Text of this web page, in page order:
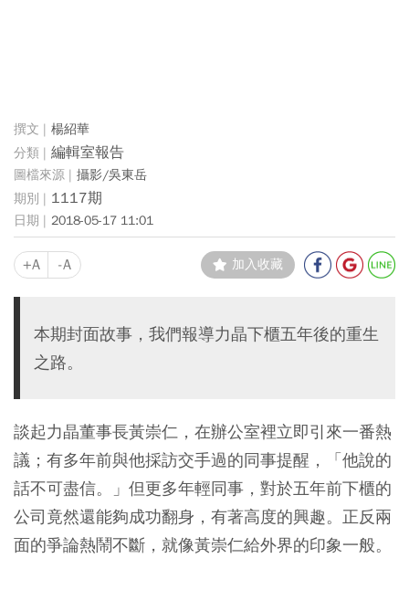
楊紹華
編輯室報告
攝影/吳東岳
1117期
2018-05-17 11:01
+A -A 加入收藏
本期封面故事，我們報導力晶下櫃五年後的重生
之路。
談起力晶董事長黃崇仁，在辦公室裡立即引來一番熱
議；有多年前與他採訪交手過的同事提醒，「他說的
話不可盡信。」但更多年輕同事，對於五年前下櫃的
公司竟然還能夠成功翻身，有著高度的興趣。正反兩
面的爭論熱鬧不斷，就像黃崇仁給外界的印象一般。